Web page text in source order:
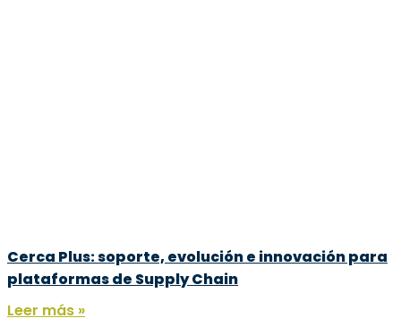
Cerca Plus: soporte, evolución e innovación para
plataformas de Supply Chain
Leer más »